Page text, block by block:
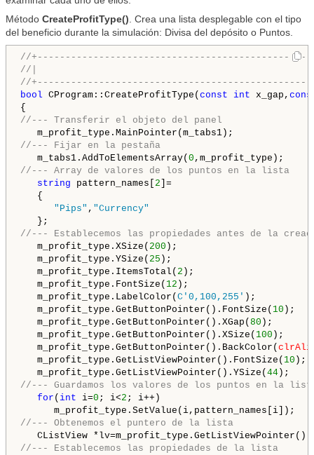
Método CreateProfitType(). Crea una lista desplegable con el tipo
del beneficio durante la simulación: Divisa del depósito o Puntos.
//
//|
//
bool CProgram::CreateProfitType( const int x_gap,
//--- Transferir el objeto del panel
//--- Fijar en la pestaña
m_tabs1.AddToElementsArray( 0
//--- Array de valores de los puntos en la lista
string pattern_names[ 2 ]=
{
"Pips" , "Currency"
//--- Establecemos las propiedades antes de la
m_profit_type.XSize( 200 );
m_profit_type.YSize( 25 );
m_profit_type.ItemsTotal( 2 );
m_profit_type.FontSize( 12 );
m_profit_type.LabelColor( C'0,100,255' );
m_profit_type.GetButtonPointer().FontSize( 10 );
m_profit_type.GetButtonPointer().XGap( 80 );
m_profit_type.GetButtonPointer().XSize( 100 );
m_profit_type.GetButtonPointer().BackColor(
m_profit_type.GetListViewPointer().FontSize( 10 );
m_profit_type.GetListViewPointer().YSize( 44
//--- Guardamos los valores de los puntos en la lista
for ( int i=0 ; i<2 ; i++)
//--- Obtenemos el puntero de la lista
//--- Establecemos las propiedades de la lista